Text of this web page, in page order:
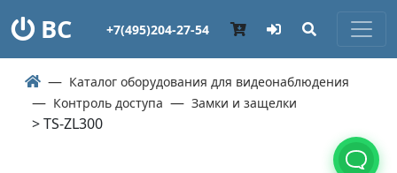
ВС +7(495)204-27-54
Каталог оборудования для видеонаблюдения
Контроль доступа
Замки и защелки
> TS-ZL300